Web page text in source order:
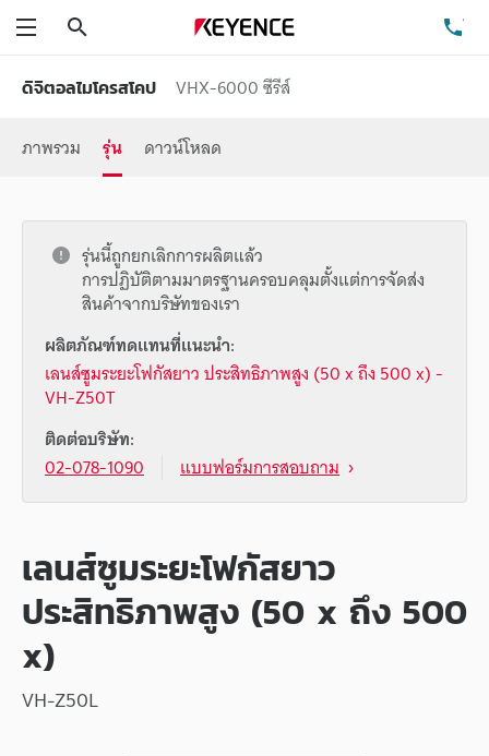
ดิจิตอลไมโครสโคป
VHX-6000 ซีรีส์
ภาพรวม
รุ่น ดาวน์โหลด
รุ่นนี้ถูกยกเลิกการผลิตแล้ว
การปฏิบัติตามมาตรฐานครอบคลุมตั้งแต่การจัดส่ง
สินค้าจากบริษัทของเรา
ผลิตภัณฑ์ทดแทนที่แนะนำ:
เลนส์ซูมระยะโฟกัสยาว ประสิทธิภาพสูง (50 x ถึง 500 x) -
VH-Z50T
ติดต่อบริษัท:
02-078-1090
แบบฟอร์มการสอบถาม
เลนส์ซูมระยะโฟกัสยาว
ประสิทธิภาพสูง (50 x ถึง 500
x)
VH-Z50L